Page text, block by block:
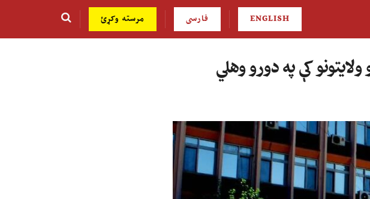
ENGLISH فارسی مرسته وکړئ